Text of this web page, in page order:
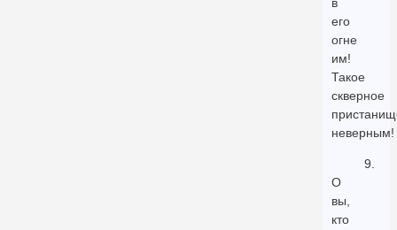
в
его
огне
им!
Такое
скверное
неверным!
9.
О
вы,
кто